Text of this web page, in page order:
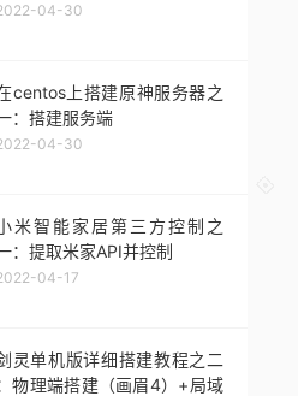
04-30
centos上搭建原神服务器之
：搭建服务端
04-30
米智能家居第三方控制之
：提取米家API并控制
04-17
灵单机版详细搭建教程之二
物理端搭建（画眉4）+局域